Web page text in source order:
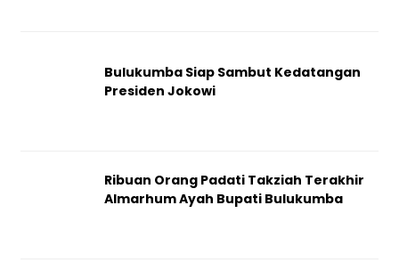
Bulukumba Siap Sambut Kedatangan
Presiden Jokowi
Ribuan Orang Padati Takziah Terakhir
Almarhum Ayah Bupati Bulukumba